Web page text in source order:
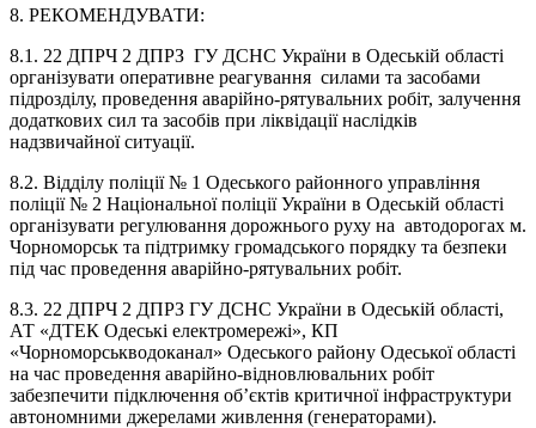
8. РЕКОМЕНДУВАТИ:
8.1. 22 ДПРЧ 2 ДПРЗ ГУ ДСНС України в Одеській області
організувати оперативне реагування силами та засобами
підрозділу, проведення аварійно-рятувальних робіт, залучення
додаткових сил та засобів при ліквідації наслідків
надзвичайної ситуації.
8.2. Відділу поліції № 1 Одеського районного управління
поліції № 2 Національної поліції України в Одеській області
організувати регулювання дорожнього руху на автодорогах м.
Чорноморськ та підтримку громадського порядку та безпеки
під час проведення аварійно-рятувальних робіт.
8.3. 22 ДПРЧ 2 ДПРЗ ГУ ДСНС України в Одеській області,
АТ «ДТЕК Одеські електромережі», КП
«Чорноморськводоканал» Одеського району Одеської області
на час проведення аварійно-відновлювальних робіт
забезпечити підключення об’єктів критичної інфраструктури
автономними джерелами живлення (генераторами).